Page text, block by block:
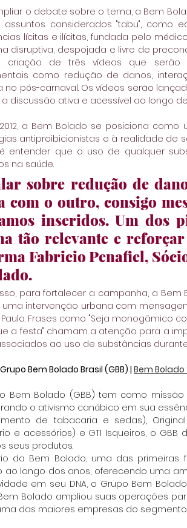
o debate sobre o tema, a Bem
assuntos considerados "tabu", como
lícitas e ilícitas, fundada pelo
disruptiva, despojada e livre de
criação de três vídeos que serão
como redução de danos,
no pós-carnaval. Os vídeos serão
discussão ativa e acessível ao longo
a Bem Bolado se posiciona
antiproibicionistas e à realidade de
entender que o uso de qualquer
na saúde.
sobre redução de
com o outro, consigo
inseridos. Um dos
tão relevante e
Fabricio Penafiel,
para fortalecer a campanha, a
uma intervenção urbana com
Frases como "Seja monogâmico
a festa" chamam a atenção para a
ao uso de substâncias
Bem Bolado Brasil (GBB) | Bem Bolado
Bem Bolado (GBB) tem como
o ativismo canábico em sua
de tabacaria e sedas),
e acessórios) e GTI Isqueiros, o
seus produtos.
da Bem Bolado, uma das
ao longo dos anos, oferecendo uma
em seu DNA, o Grupo Bem
Bolado ampliou suas operações
das maiores empresas do segmento